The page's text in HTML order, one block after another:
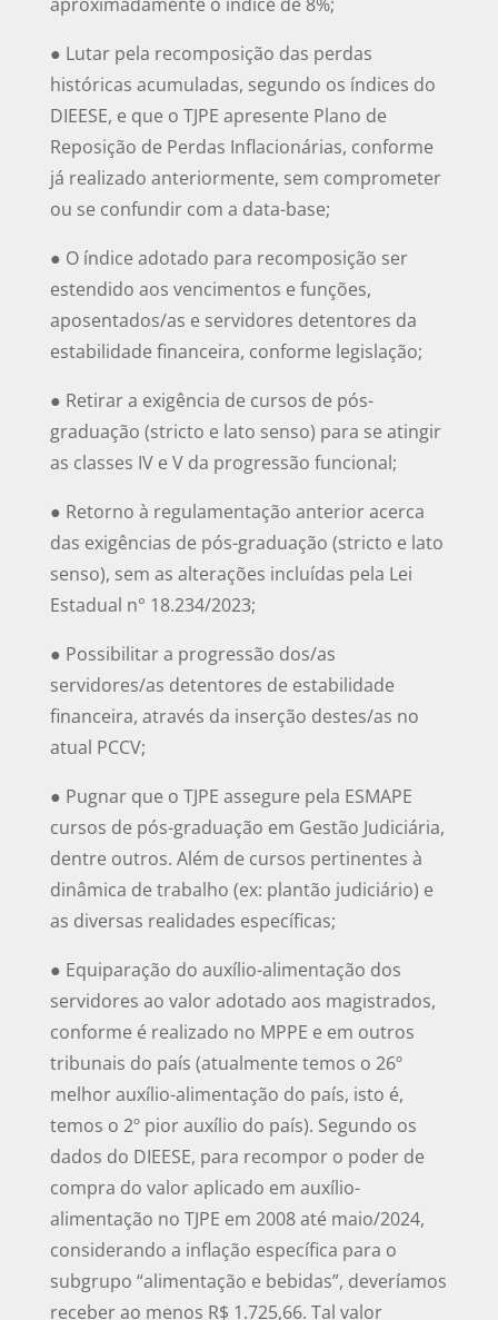
● Lutar pela recomposição das perdas
históricas acumuladas, segundo os índices do
DIEESE, e que o TJPE apresente Plano de
Reposição de Perdas Inflacionárias, conforme
já realizado anteriormente, sem comprometer
ou se confundir com a data-base;
● O índice adotado para recomposição ser
estendido aos vencimentos e funções,
aposentados/as e servidores detentores da
estabilidade financeira, conforme legislação;
● Retirar a exigência de cursos de pós-
graduação (stricto e lato senso) para se atingir
as classes IV e V da progressão funcional;
● Retorno à regulamentação anterior acerca
das exigências de pós-graduação (stricto e lato
senso), sem as alterações incluídas pela Lei
Estadual n° 18.234/2023;
● Possibilitar a progressão dos/as
servidores/as detentores de estabilidade
financeira, através da inserção destes/as no
atual PCCV;
● Pugnar que o TJPE assegure pela ESMAPE
cursos de pós-graduação em Gestão Judiciária,
dentre outros. Além de cursos pertinentes à
dinâmica de trabalho (ex: plantão judiciário) e
as diversas realidades específicas;
● Equiparação do auxílio-alimentação dos
servidores ao valor adotado aos magistrados,
conforme é realizado no MPPE e em outros
tribunais do país (atualmente temos o 26º
melhor auxílio-alimentação do país, isto é,
temos o 2º pior auxílio do país). Segundo os
dados do DIEESE, para recompor o poder de
compra do valor aplicado em auxílio-
alimentação no TJPE em 2008 até maio/2024,
considerando a inflação específica para o
subgrupo “alimentação e bebidas”, deveríamos
receber ao menos R$ 1.725,66. Tal valor